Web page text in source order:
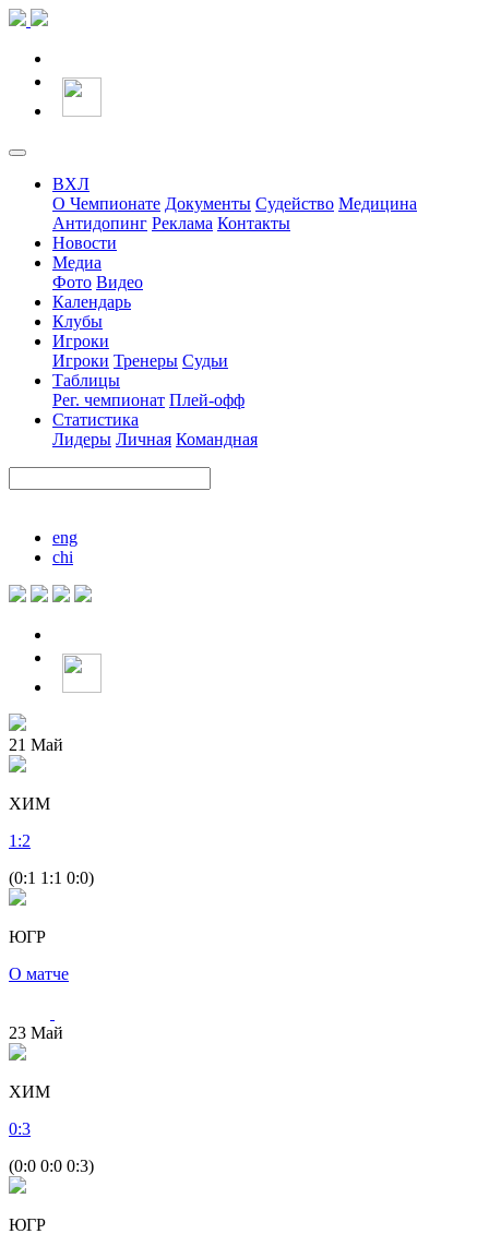
ВХЛ
О Чемпионате Документы Судейство Медицина
Антидопинг Реклама Контакты
Новости
Медиа
Фото Видео
Календарь
Клубы
Игроки
Игроки Тренеры Судьи
Таблицы
Рег. чемпионат Плей-офф
Статистика
Лидеры Личная Командная
eng
chi
21 Май
ХИМ
1 :2
(0:1 1:1 0:0)
ЮГР
О матче
23 Май
ХИМ
0:3
(0:0 0:0 0:3)
ЮГР